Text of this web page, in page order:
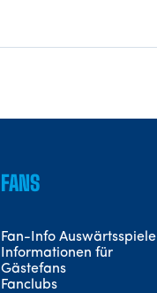
FANS
Fan-Info Auswärtsspiele
Informationen für
Gästefans
Fanclubs